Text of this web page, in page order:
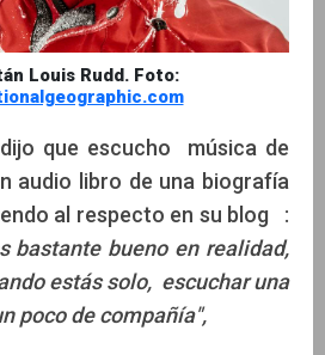
Louis Rudd. Foto:
que escucho música de
audio libro de una biografía
al respecto en su blog :
bastante bueno en realidad,
estás solo, escuchar una
poco de compañía",